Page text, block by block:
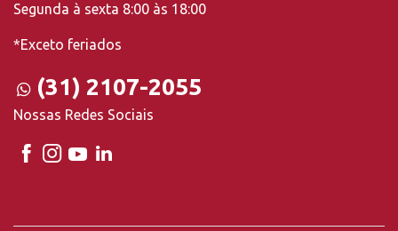
Segunda à sexta 8:00 às 18:00
*Exceto feriados
(31) 2107-2055
Nossas Redes Sociais